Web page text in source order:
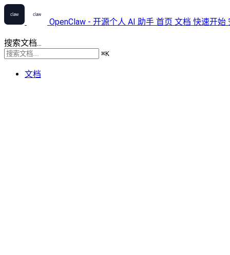
OpenClaw - 开源个人 AI 助手 首页 文档 快速开始
搜索文档...
⌘K
文档